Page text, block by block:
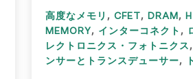
高度なメモリ ,CFET,DRAM,
MEMORY, インターコネクト ,
レクトロニクス・フォトニクス
ンサーとトランスデューサー,